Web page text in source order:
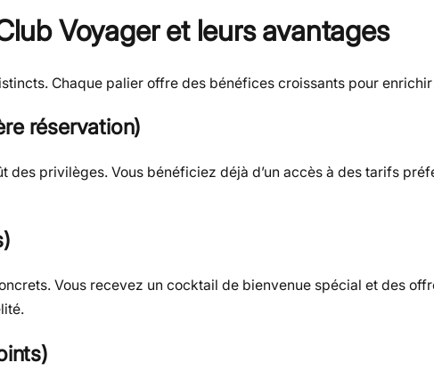
Voyager et leurs avantages
Chaque palier offre des bénéfices croissants pour
réservation)
des privilèges. Vous bénéficiez déjà d’un accès à des tarifs
Vous recevez un cocktail de bienvenue spécial et des